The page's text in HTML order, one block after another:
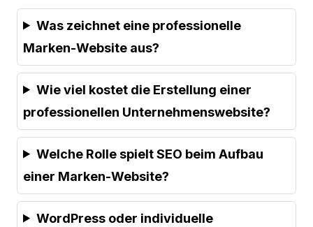
Was zeichnet eine professionelle
Marken-Website aus?
Wie viel kostet die Erstellung einer
professionellen Unternehmenswebsite?
Welche Rolle spielt SEO beim Aufbau
einer Marken-Website?
WordPress oder individuelle